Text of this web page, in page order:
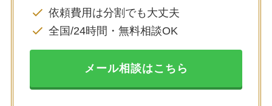
依頼費用は分割でも大丈夫
全国/24時間・無料相談OK
メール相談はこちら